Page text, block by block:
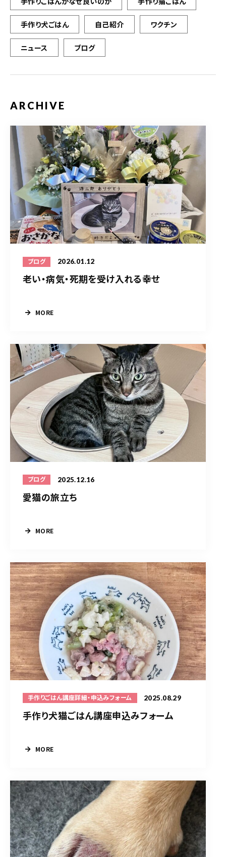
手作り犬ごはん 自己紹介 ワクチン
ニュース ブログ
ARCHIVE
ブログ 2026.01.12
老い・病気・死期を受け入れる幸せ
MORE
ブログ 2025.12.16
愛猫の旅立ち
MORE
手作りごはん講座詳細・申込みフォーム 2025.08.29
手作り犬猫ごはん講座申込みフォーム
MORE